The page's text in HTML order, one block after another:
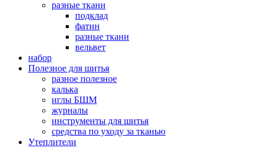
разные ткани
подклад
фатин
разные ткани
вельвет
набор
Полезное для шитья
разное полезное
калька
иглы БШМ
журналы
инструменты для шитья
средства по уходу за тканью
Утеплители